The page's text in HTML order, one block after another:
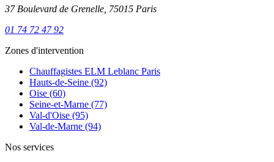
37 Boulevard de Grenelle, 75015 Paris
01 74 72 47 92
Zones d'intervention
Chauffagistes ELM Leblanc Paris
Hauts-de-Seine (92)
Oise (60)
Seine-et-Marne (77)
Val-d'Oise (95)
Val-de-Marne (94)
Nos services